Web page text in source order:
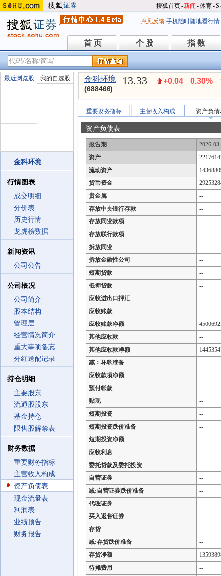
搜狐首页-新闻 -体育-S
意见反馈 手机随时随地看行情
首 页
首 页 个 股
个 股 指 数
指 数
最近浏览股 我的自选股
金科环境
行情图表
成交明细
分价表
历史行情
龙虎榜数据
新闻资讯
公司公告
公司概况
公司简介
股本结构
管理层
经营情况简介
重大事项备忘
分红送配记录
持仓明细
主要股东
流通股股东
基金持仓
限售股解禁表
财务数据
重要财务指标
主营收入构成
资产负债表
现金流量表
利润表
业绩预告
财务报告
金科环境
(688466)
13.33 +0.04 0.30%
重要财务指标 主营收入构成 资产负债
资产负债表
报告期
2026-
资产
流动资产
货币资金
贵金属
--
存放中央银行存款
--
存放同业款项
--
存放联行款项
--
拆放同业
--
拆放金融性公司
--
短期贷款
--
抵押贷款
--
应收进出口押汇
--
应收账款
--
应收账款净额
其他应收款
--
其他应收款净额
减：坏帐准备
--
应收款项净额
--
预付帐款
--
贴现
--
短期投资
--
短期投资跌价准备
--
短期投资净额
--
应收利息
--
委托贷款及委托投资
--
自营证券
--
减:自营证券跌价准备
--
代理证券
--
买入返售证券
--
存货
--
减:存货跌价准备
--
存货净额
待摊费用
--